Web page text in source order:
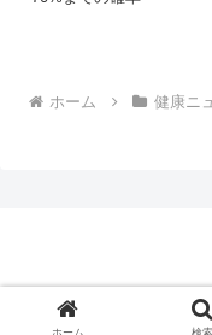
ホーム 健康ニ
Copyright ©
ホーム 検索